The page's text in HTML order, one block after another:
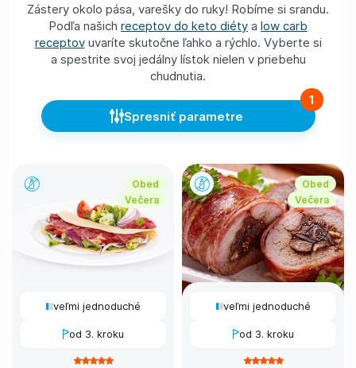
Zástery okolo pása, varešky do ruky! Robíme si srandu.
Podľa našich receptov do keto diéty a low carb
receptovuvaríte skutočne ľahko a rýchlo. Vyberte si
a spestrite svoj jedálny lístok nielen v priebehu
chudnutia.
Spresniť parametre
1
Obed
Večera
veľmi jednoduché
od 3. kroku
Obed
Večera
veľmi jednoduché
od 3. kroku